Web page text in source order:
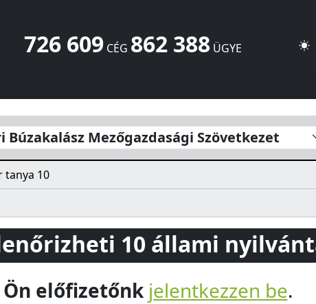
726 609CÉG 862 388ÜGYE
Szövetkezettanya 10Pusztaföldvár5919HU
Búzakalász Mezőgazdasági Szövetkezet
tanya 10
10 állami
Ön előfizetőnk jelentkezzen be.